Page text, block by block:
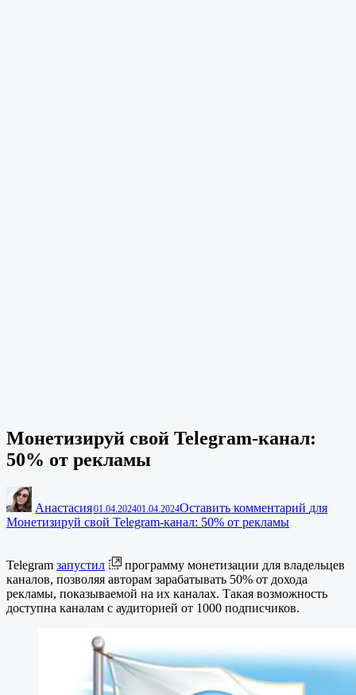
Монетизируй свой Telegram-канал:
50% от рекламы
Анастасия|01.04.202401.04.2024Оставить комментарий для
Монетизируй свой Telegram-канал: 50% от рекламы
Telegram запустил
программу монетизации для владельцев
каналов, позволяя авторам зарабатывать 50% от дохода
рекламы, показываемой на их каналах. Такая возможность
доступна каналам с аудиторией от 1000 подписчиков.